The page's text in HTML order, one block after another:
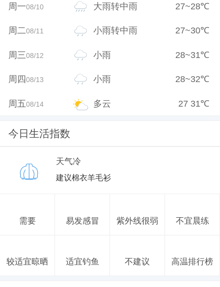
周一08/10 大雨转中雨 27~28℃
周二08/11 小雨转中雨 27~30℃
周三08/12 小雨 28~31℃
周四08/13 小雨 28~32℃
周五08/14 多云 27 31℃
今日生活指数
天气冷
建议棉衣羊毛衫
需要 易发感冒 紫外线很弱 不宜晨练
较适宜晾晒 适宜钓鱼 不建议 高温排行榜